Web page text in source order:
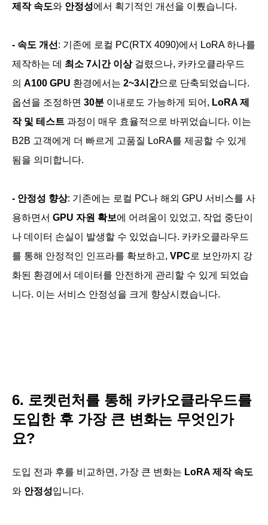
제작 속도와 안정성에서 획기적인 개선을 이뤘습니다.
- 속도 개선 : 기존에 로컬 PC(RTX 4090)에서 LoRA 하나를
제작하는 데 최소 7시간 이상 걸렸으나, 카카오클라우드
의 A100 GPU 환경에서는 2~3시간으로 단축되었습니다.
옵션을 조정하면 30분 이내로도 가능하게 되어, LoRA 제
작 및 테스트 과정이 매우 효율적으로 바뀌었습니다. 이는
B2B 고객에게 더 빠르게 고품질 LoRA를 제공할 수 있게
됨을 의미합니다.
- 안정성 향상: 기존에는 로컬 PC나 해외 GPU 서비스를 사
용하면서 GPU 자원 확보에 어려움이 있었고, 작업 중단이
나 데이터 손실이 발생할 수 있었습니다. 카카오클라우드
를 통해 안정적인 인프라를 확보하고, VPC로 보안까지 강
화된 환경에서 데이터를 안전하게 관리할 수 있게 되었습
니다. 이는 서비스 안정성을 크게 향상시켰습니다.
6. 로켓런처를 통해 카카오클라우드를
도입한 후 가장 큰 변화는 무엇인가
요?
도입 전과 후를 비교하면, 가장 큰 변화는 LoRA 제작 속도
와 안정성입니다.